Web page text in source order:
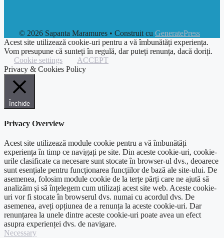
© 2026 Sapanta Maramures • Construit cu GeneratePress
Acest site utilizează cookie-uri pentru a vă îmbunătăți experiența.
Vom presupune că sunteți în regulă, dar puteți renunța, dacă doriți.
Cookie settings
ACCEPT
Privacy & Cookies Policy
Închide
Privacy Overview
Acest site utilizează module cookie pentru a vă îmbunătăți
experiența în timp ce navigați pe site. Din aceste cookie-uri, cookie-
urile clasificate ca necesare sunt stocate în browser-ul dvs., deoarece
sunt esențiale pentru funcționarea funcțiilor de bază ale site-ului. De
asemenea, folosim module cookie de la terțe părți care ne ajută să
analizăm și să înțelegem cum utilizați acest site web. Aceste cookie-
uri vor fi stocate în browserul dvs. numai cu acordul dvs. De
asemenea, aveți opțiunea de a renunța la aceste cookie-uri. Dar
renunțarea la unele dintre aceste cookie-uri poate avea un efect
asupra experienței dvs. de navigare.
Necessary